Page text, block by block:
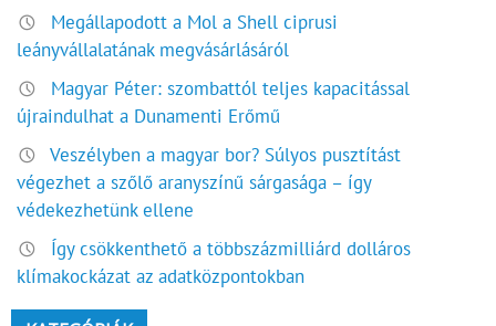
Megállapodott a Mol a Shell ciprusi
leányvállalatának megvásárlásáról
Magyar Péter: szombattól teljes kapacitással
újraindulhat a Dunamenti Erőmű
Veszélyben a magyar bor? Súlyos pusztítást
végezhet a szőlő aranyszínű sárgasága – így
védekezhetünk ellene
Így csökkenthető a többszázmilliárd dolláros
klímakockázat az adatközpontokban